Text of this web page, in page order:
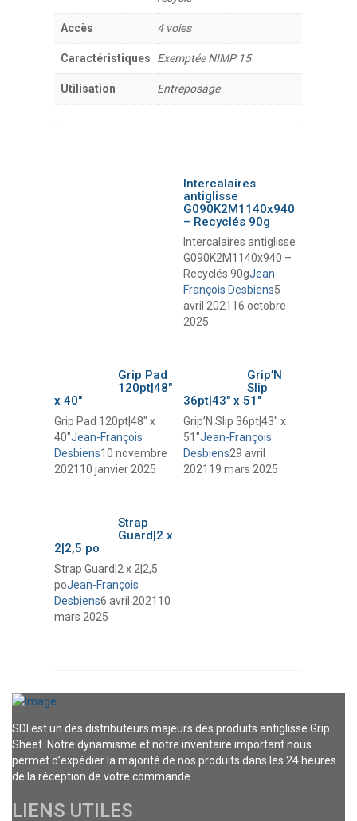
Accès 4 voies
Caractéristiques Exemptée NIMP 15
Utilisation Entreposage
Intercalaires
antiglisse
G090K2M1140x940
– Recyclés 90g
Intercalaires antiglisse
G090K2M1140x940 –
Recyclés 90gJean-
François Desbiens5
avril 2021 16 octobre
2025
Grip Pad
120pt|48″
x 40″
Grip Pad 120pt|48″ x
40″Jean-François
Desbiens10 novembre
2021 10 janvier 2025
Grip’N
Slip
36pt|43″ x 51″
Grip’N Slip 36pt|43″ x
51″Jean-François
Desbiens29 avril
2021 19 mars 2025
Strap
Guard|2 x
2|2,5 po
Strap Guard|2 x 2|2,5
poJean-François
Desbiens6 avril 2021 10
mars 2025
SDI est un des distributeurs majeurs des produits antiglisse Grip
Sheet. Notre dynamisme et notre inventaire important nous
permet d’expédier la majorité de nos produits dans les 24 heures
de la réception de votre commande.
LIENS UTILES